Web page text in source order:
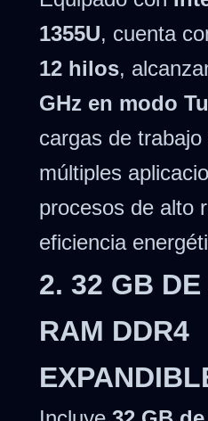
1355U, cuenta
12 hilos,
GHz en modo
cargas de trabajo
múltiples
procesos de alto
eficiencia
2. 32 GB
RAM DDR4